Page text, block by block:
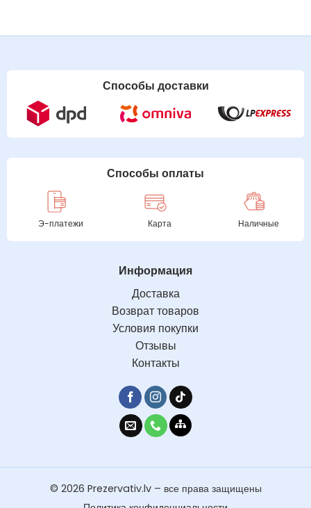
Способы доставки
Способы оплаты
Э-платежи Карта Наличные
Информация
Доставка
Возврат товаров
Условия покупки
Отзывы
Контакты
© 2026 Prezervativ.lv – все права защищены